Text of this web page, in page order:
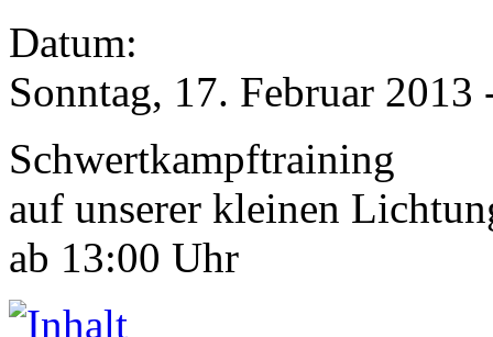
Datum:
Sonntag, 17. Februar 2013
Schwertkampftraining
auf unserer kleinen
ab 13:00 Uhr